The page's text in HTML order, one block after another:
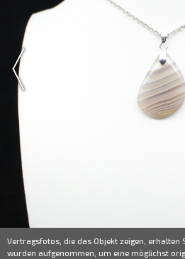
Vertragsfotos, die das Objekt zeigen, erhalten
wurden aufgenommen, um eine möglichst